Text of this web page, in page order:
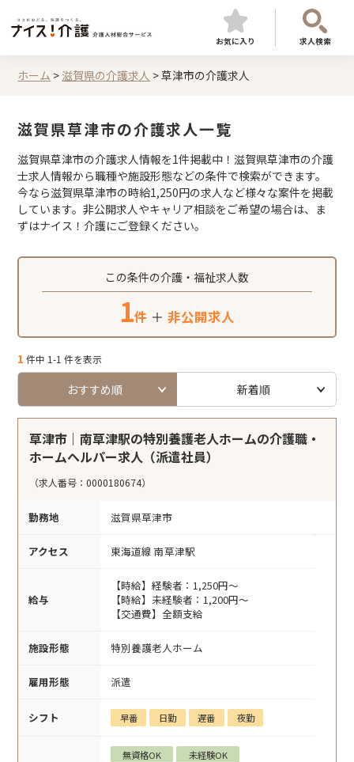
お気に入り 求人検索
ホーム > 滋賀県の介護求人 >草津市の介護求人
滋賀県草津市の介護求人一覧
滋賀県草津市の介護求人情報を1件掲載中！滋賀県草津市の介護
士求人情報から職種や施設形態などの条件で検索ができます。
今なら滋賀県草津市の時給1,250円の求人など様々な案件を掲載
しています。非公開求人やキャリア相談をご希望の場合は、ま
ずはナイス！介護にご登録ください。
この条件の介護・福祉求人数
1件 ＋ 非公開求人
1 件中 1-1 件を表示
おすすめ順 新着順
草津市｜南草津駅の特別養護老人ホームの介護職・
ホームヘルパー求人（派遣社員）
（求人番号：0000180674）
勤務地 滋賀県草津市
アクセス 東海道線 南草津駅
給与
【時給】経験者：1,250円～
【時給】未経験者：1,200円～
【交通費】全額支給
施設形態 特別養護老人ホーム
雇用形態 派遣
シフト 早番 日勤 遅番 夜勤
無資格OK
未経験OK